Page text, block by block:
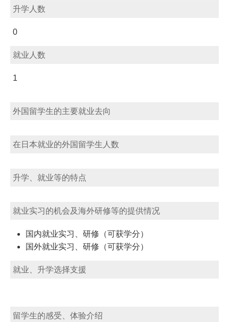
升学人数
0
就业人数
1
外国留学生的主要就业去向
在日本就业的外国留学生人数
升学、就业等的特点
就业实习的机会及海外研修等的提供情况
国内就业实习、研修（可获学分）
国外就业实习、研修（可获学分）
就业、升学选择支援
留学生的感受、体验介绍